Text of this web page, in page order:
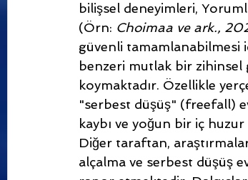
bilişsel deneyimleri,
(Örn: Choimaa ve ark.,
güvenli tamamlanabilmesi
benzeri mutlak bir
koymaktadır. Özellikle
"serbest düşüş" (freefall)
kaybı ve yoğun bir iç
Diğer taraftan,
alçalma ve serbest düşüş